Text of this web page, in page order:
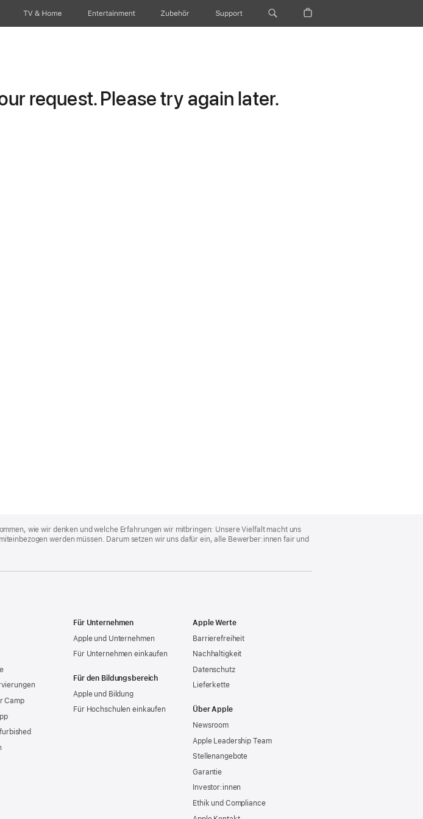
TV & Home Entertainment Zubehör Support
request. Please try again later.
wie wir denken und welche Erfahrungen wir mitbringen: Unsere Vielfalt macht uns
werden müssen. Darum setzen wir uns dafür ein, alle Bewerber:innen fair und
Camp
Für Unternehmen
Apple und Unternehmen
Für Unternehmen einkaufen
Für den Bildungsbereich
Apple und Bildung
Für Hochschulen einkaufen
Apple Werte
Barrierefreiheit
Nachhaltigkeit
Datenschutz
Lieferkette
Über Apple
Newsroom
Apple Leadership Team
Stellenangebote
Garantie
Investor:innen
Ethik und Compliance